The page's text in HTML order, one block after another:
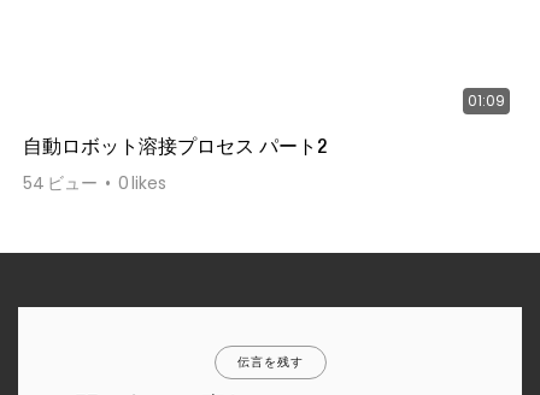
01:09
自動ロボット溶接プロセス パート2
54 ビュー 0likes
伝言を残す